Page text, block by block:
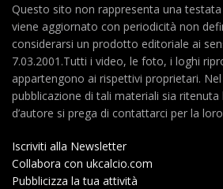
Questo sito non rappresenta una
viene aggiornato con periodicità non
considerarsi un prodotto editoriale ai
7.03.2001.Tutti i video, le foto, i loghi
appartengono ai rispettivi proprietari.
pubblicazione di tali materiali sia ritenuta
d’autore si prega di contattarci per la
Iscriviti alla Newsletter
Collabora con ukcalcio.com
Pubblicizza la tua attività